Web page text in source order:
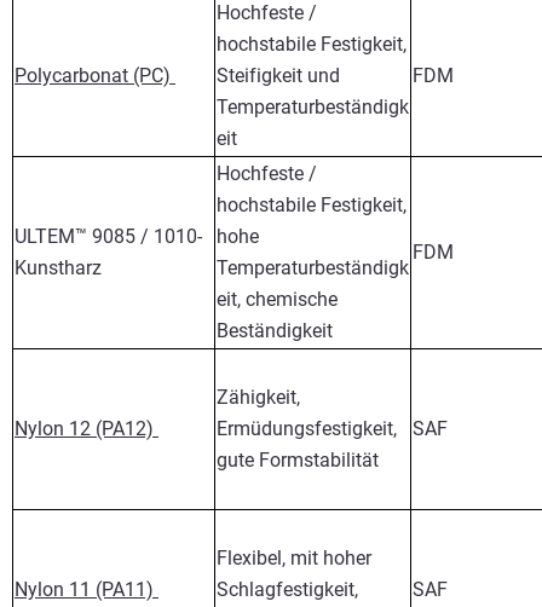
Polycarbonat (PC)
Hochfeste /
hochstabile Festigkeit,
Steifigkeit und
Temperaturbeständigk
eit
FDM
ULTEM™ 9085 / 1010-
Kunstharz
Hochfeste /
hochstabile Festigkeit,
hohe
Temperaturbeständigk
eit, chemische
Beständigkeit
FDM
Nylon 12 (PA12)
Zähigkeit,
Ermüdungsfestigkeit,
gute Formstabilität
SAF
Nylon 11 (PA11)
Flexibel, mit hoher
Schlagfestigkeit,
SAF